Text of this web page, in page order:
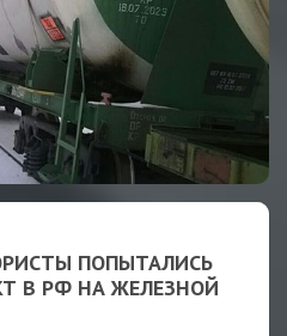
ПОПЫТАЛИСЬ
В РФ НА ЖЕЛЕЗНОЙ